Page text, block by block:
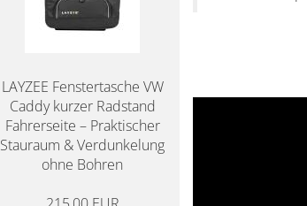
LAYZEE Fenstertasche VW
Caddy kurzer Radstand
Fahrerseite – Praktischer
Stauraum & Verdunkelung
ohne Bohren